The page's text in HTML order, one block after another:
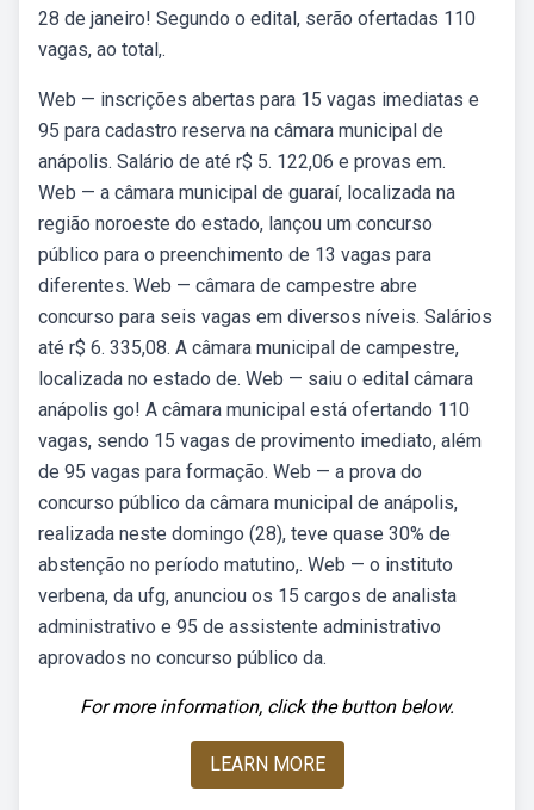
28 de janeiro! Segundo o edital, serão ofertadas 110
vagas, ao total,.
Web — inscrições abertas para 15 vagas imediatas e
95 para cadastro reserva na câmara municipal de
anápolis. Salário de até r$ 5. 122,06 e provas em.
Web — a câmara municipal de guaraí, localizada na
região noroeste do estado, lançou um concurso
público para o preenchimento de 13 vagas para
diferentes. Web — câmara de campestre abre
concurso para seis vagas em diversos níveis. Salários
até r$ 6. 335,08. A câmara municipal de campestre,
localizada no estado de. Web — saiu o edital câmara
anápolis go! A câmara municipal está ofertando 110
vagas, sendo 15 vagas de provimento imediato, além
de 95 vagas para formação. Web — a prova do
concurso público da câmara municipal de anápolis,
realizada neste domingo (28), teve quase 30% de
abstenção no período matutino,. Web — o instituto
verbena, da ufg, anunciou os 15 cargos de analista
administrativo e 95 de assistente administrativo
aprovados no concurso público da.
For more information, click the button below.
LEARN MORE